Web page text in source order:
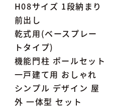
H08サイズ 1段納まり
前出し
乾式用(ベースプレー
トタイプ)
機能門柱 ポールセット
一戸建て用 おしゃれ
シンプル デザイン 屋
外 一体型 セット